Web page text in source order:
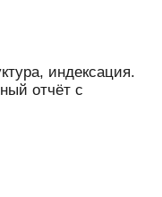
индексация.
отчёт с